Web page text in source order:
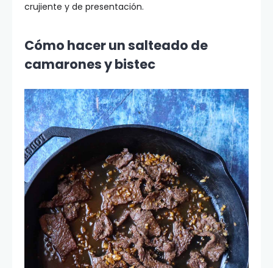
crujiente y de presentación.
Cómo hacer un salteado de
camarones y bistec